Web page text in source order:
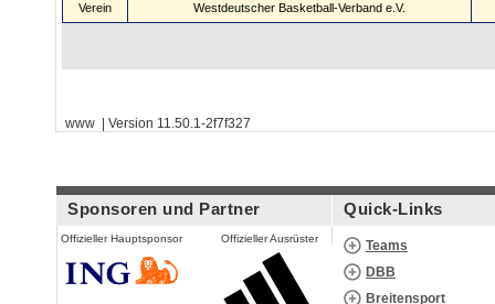
Verein Westdeutscher Basketball-Verband e.V.
www | Version 11.50.1-2f7f327
Sponsoren und Partner
Offizieller Hauptsponsor Offizieller Ausrüster
Quick-Links
Teams
DBB
Breitensport